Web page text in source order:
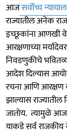
आजसर्वोच्च
राज्यातील अनेक
इच्छूकांना आणखी
आरक्षणाच्या
निवडणुकीचे
आदेश दिल्यास
रचना आणि आरक्षण
झाल्यास
जातोय. त्यामुळे
याकडे सर्व